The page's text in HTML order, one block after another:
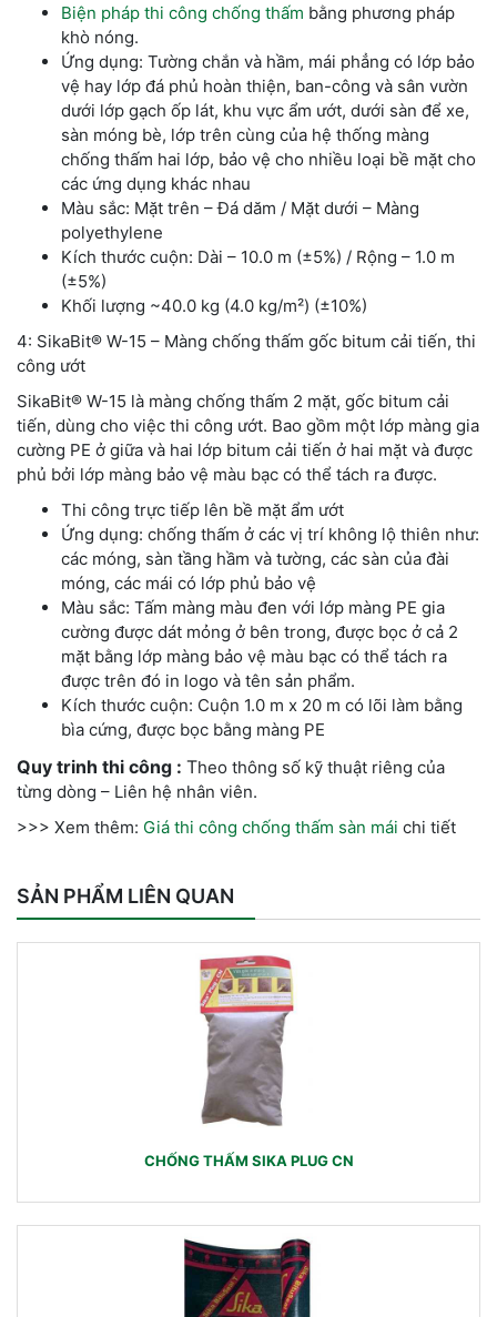
Biện pháp thi công chống thấm bằng phương pháp
khò nóng.
Ứng dụng: Tường chắn và hầm, mái phẳng có lớp bảo
vệ hay lớp đá phủ hoàn thiện, ban-công và sân vườn
dưới lớp gạch ốp lát, khu vực ẩm ướt, dưới sàn để xe,
sàn móng bè, lớp trên cùng của hệ thống màng
chống thấm hai lớp, bảo vệ cho nhiều loại bề mặt cho
các ứng dụng khác nhau
Màu sắc: Mặt trên – Đá dăm / Mặt dưới – Màng
polyethylene
Kích thước cuộn: Dài – 10.0 m (±5%) / Rộng – 1.0 m
(±5%)
Khối lượng ~40.0 kg (4.0 kg/m²) (±10%)
4: SikaBit® W-15 – Màng chống thấm gốc bitum cải tiến, thi
công ướt
SikaBit® W-15 là màng chống thấm 2 mặt, gốc bitum cải
tiến, dùng cho việc thi công ướt. Bao gồm một lớp màng gia
cường PE ở giữa và hai lớp bitum cải tiến ở hai mặt và được
phủ bởi lớp màng bảo vệ màu bạc có thể tách ra được.
Thi công trực tiếp lên bề mặt ẩm ướt
Ứng dụng: chống thấm ở các vị trí không lộ thiên như:
các móng, sàn tầng hầm và tường, các sàn của đài
móng, các mái có lớp phủ bảo vệ
Màu sắc: Tấm màng màu đen với lớp màng PE gia
cường được dát mỏng ở bên trong, được bọc ở cả 2
mặt bằng lớp màng bảo vệ màu bạc có thể tách ra
được trên đó in logo và tên sản phẩm.
Kích thước cuộn: Cuộn 1.0 m x 20 m có lõi làm bằng
bìa cứng, được bọc bằng màng PE
Quy trinh thi công : Theo thông số kỹ thuật riêng của
từng dòng – Liên hệ nhân viên.
>>> Xem thêm: Giá thi công chống thấm sàn mái chi tiết
SẢN PHẨM LIÊN QUAN
CHỐNG THẤM SIKA PLUG CN